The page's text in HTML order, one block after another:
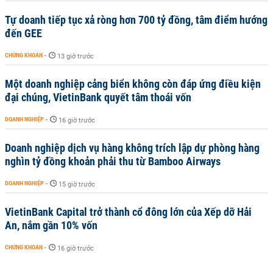
Tự doanh tiếp tục xả ròng hơn 700 tỷ đồng, tâm điểm hướng
đến GEE
CHỨNG KHOÁN - 13 giờ trước
Một doanh nghiệp cảng biển không còn đáp ứng điều kiện
đại chúng, VietinBank quyết tâm thoái vốn
DOANH NGHIỆP - 16 giờ trước
Doanh nghiệp dịch vụ hàng không trích lập dự phòng hàng
nghìn tỷ đồng khoản phải thu từ Bamboo Airways
DOANH NGHIỆP - 15 giờ trước
VietinBank Capital trở thành cổ đông lớn của Xếp dỡ Hải
An, nắm gần 10% vốn
CHỨNG KHOÁN - 16 giờ trước